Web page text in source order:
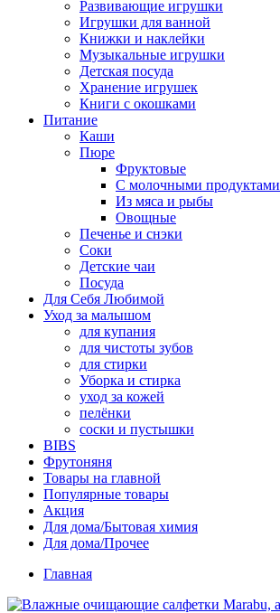
Развивающие игрушки
Игрушки для ванной
Книжки и наклейки
Музыкальные игрушки
Детская посуда
Хранение игрушек
Книги с окошками
Питание
Каши
Пюре
Фруктовые
С молочными продуктами
Из мяса и рыбы
Овощные
Печенье и снэки
Соки
Детские чаи
Посуда
Для Себя Любимой
Уход за малышом
для купания
для чистоты зубов
для стирки
Уборка и стирка
уход за кожей
пелёнки
соски и пустышки
BIBS
Фрутоняня
Товары на главной
Популярные товары
Акция
Для дома/Бытовая химия
Для дома/Прочее
Главная